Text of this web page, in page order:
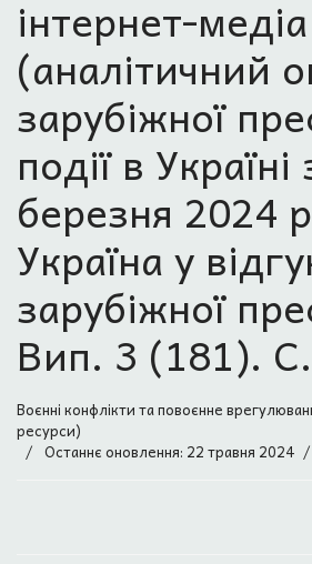
інтернет-медіа
(аналітичний
зарубіжної
події в
березня 2024
Україна у
зарубіжної
Вип. 3 (181).
Воєнні конфлікти та повоєнне
ресурси)
Останнє оновлення: 22 травня 2024